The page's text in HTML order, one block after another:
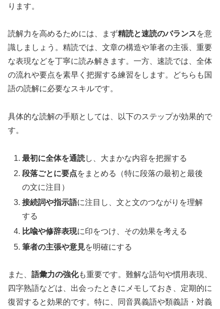
ります。
読解力を高めるためには、まず精読と速読のバランスを意
識しましょう。精読では、文章の構造や筆者の主張、重要
な表現などを丁寧に読み解きます。一方、速読では、全体
の流れや要点を素早く把握する練習をします。どちらも国
語の読解に必要なスキルです。
具体的な読解の手順としては、以下のステップが効果的で
す。
最初に全体を通読し、大まかな内容を把握する
段落ごとに要点をまとめる（特に段落の最初と最後
の文に注目）
接続詞や指示語に注目し、文と文のつながりを理解
する
比喩や修辞表現に印をつけ、その効果を考える
筆者の主張や意見を明確にする
また、 語彙力の強化も重要です。難解な語句や慣用表現、
四字熟語などは、出会ったときにメモしておき、定期的に
復習すると効果的です。特に、同音異義語や類義語・対義